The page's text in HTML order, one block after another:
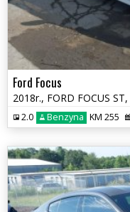
Ford Focus
2.0 Benzyna KM 255